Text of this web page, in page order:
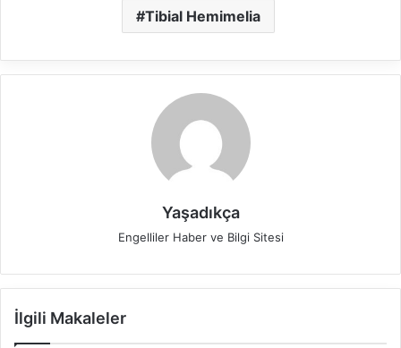
Tibial Hemimelia
Yaşadıkça
Engelliler Haber ve Bilgi Sitesi
İlgili Makaleler